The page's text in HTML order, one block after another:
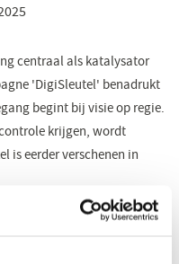
centraal als katalysator
'DigiSleutel' benadrukt
begint bij visie op regie.
krijgen, wordt
is eerder verschenen in